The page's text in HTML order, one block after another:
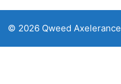
© 2026 Qweed Axelerance